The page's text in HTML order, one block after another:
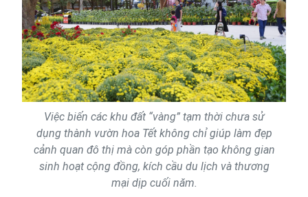
Việc biến các khu đất “vàng” tạm thời chưa sử
dụng thành vườn hoa Tết không chỉ giúp làm đẹp
cảnh quan đô thị mà còn góp phần tạo không gian
sinh hoạt cộng đồng, kích cầu du lịch và thương
mại dịp cuối năm.